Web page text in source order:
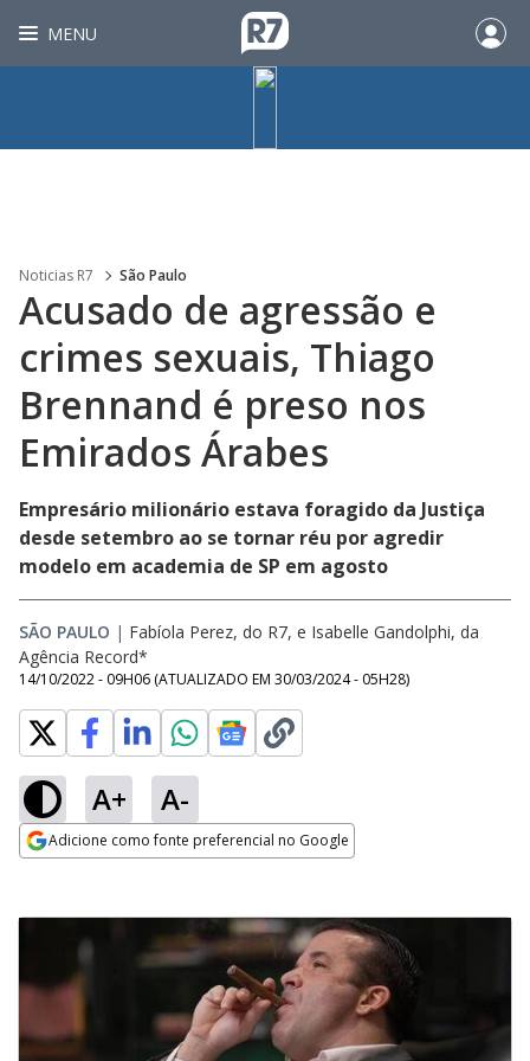
MENU
Noticias R7 São Paulo
Acusado de agressão e
crimes sexuais, Thiago
Brennand é preso nos
Emirados Árabes
Empresário milionário estava foragido da Justiça
desde setembro ao se tornar réu por agredir
modelo em academia de SP em agosto
SÃO PAULO | Fabíola Perez, do R7, e Isabelle Gandolphi, da
Agência Record*
14/10/2022 - 09H06 (ATUALIZADO EM 30/03/2024 - 05H28)
A+ A-
Adicione como fonte preferencial no Google